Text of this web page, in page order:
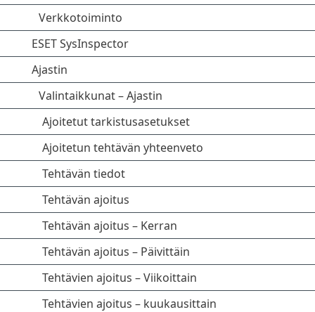
Verkkotoiminto
ESET SysInspector
Ajastin
Valintaikkunat – Ajastin
Ajoitetut tarkistusasetukset
Ajoitetun tehtävän yhteenveto
Tehtävän tiedot
Tehtävän ajoitus
Tehtävän ajoitus – Kerran
Tehtävän ajoitus – Päivittäin
Tehtävien ajoitus – Viikoittain
Tehtävien ajoitus – kuukausittain